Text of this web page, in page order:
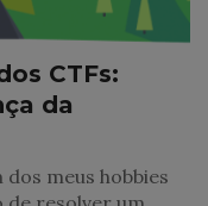
CTFs:
da
dos meus hobbies